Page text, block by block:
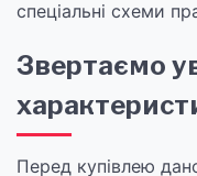
спеціальні схеми
Звертаємо
Перед купівлею